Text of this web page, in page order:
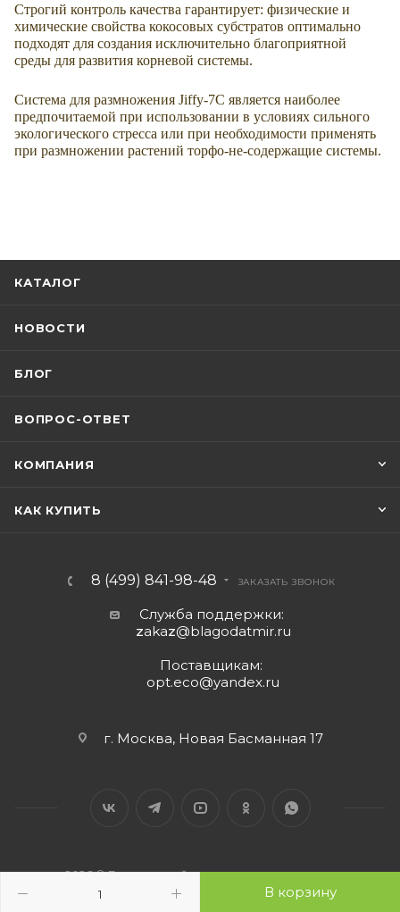
В корзину
Строгий контроль качества гарантирует: физические и
химические свойства кокосовых субстратов оптимально
подходят для создания исключительно благоприятной
среды для развития корневой системы.
Система для размножения Jiffy-7C является наиболее
предпочитаемой при использовании в условиях сильного
экологического стресса или при необходимости применять
при размножении растений торфо-не-содержащие системы.
КАТАЛОГ
НОВОСТИ
БЛОГ
ВОПРОС-ОТВЕТ
КОМПАНИЯ
КАК КУПИТЬ
8 (499) 841-98-48 ЗАКАЗАТЬ ЗВОНОК
Служба поддержки:
zakaz@blagodatmir.ru
Поставщикам:
opt.eco@yandex.ru
г. Москва, Новая Басманная 17
2026 © Благодатный мир - интернет-магазин